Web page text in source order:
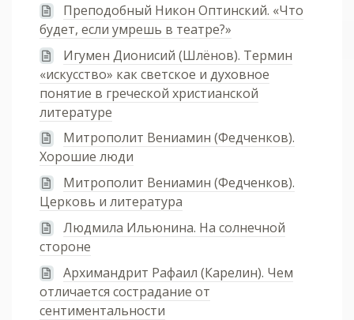
Преподобный Никон Оптинский. «Что
будет, если умрешь в театре?»
Игумен Дионисий (Шлёнов). Термин
«искусство» как светское и духовное
понятие в греческой христианской
литературе
Митрополит Вениамин (Федченков).
Хорошие люди
Митрополит Вениамин (Федченков).
Церковь и литература
Людмила Ильюнина. На солнечной
стороне
Архимандрит Рафаил (Карелин). Чем
отличается сострадание от
сентиментальности